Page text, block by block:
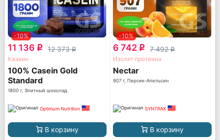
-10%
11 136 q 12 373q
Казеин
100% Casein Gold
Standard
1800 г, Элитный шоколад
Optimum Nutrition
В корзину
-10%
6 742 q 7 492q
Изолят протеина
Nectar
907 г, Персик-Апельсин
SYNTRAX
В корзину